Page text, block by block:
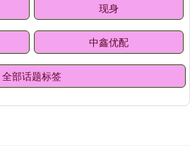
现身
中鑫优配
全部话题标签